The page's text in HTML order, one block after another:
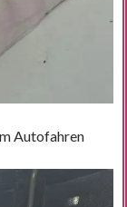
Autofahren